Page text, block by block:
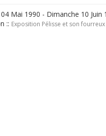
Mai 1990 - Dimanche 10 Juin
:: Exposition Pélisse et son fourreux